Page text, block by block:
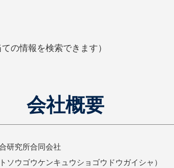
の情報を検索できます）
会社概要
研究所合同会社
ソウゴウケンキュウショゴウドウガイシャ）